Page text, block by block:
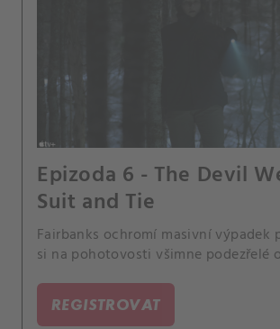
Epizoda 6 - The Devil
Suit and Tie
Fairbanks ochromí masivní výpadek
si na pohotovosti všimne podezřelé
REGISTROVAT